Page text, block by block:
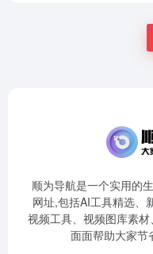
顺为导航是一个实用的
网址,包括AI工具精选、
视频工具、视频图库素
面面帮助大家节